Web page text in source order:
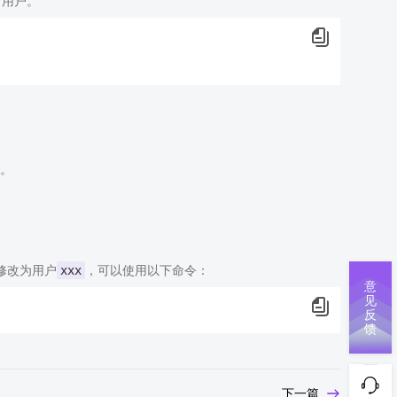
改为用户 xxx ，可以使用以下命令：
下一篇
意
见
反
馈